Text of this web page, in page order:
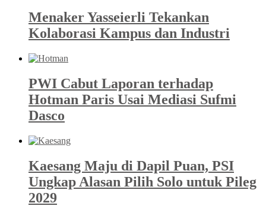
Menaker Yasseierli Tekankan
Kolaborasi Kampus dan Industri
PWI Cabut Laporan terhadap
Hotman Paris Usai Mediasi Sufmi
Dasco
Kaesang Maju di Dapil Puan, PSI
Ungkap Alasan Pilih Solo untuk Pileg
2029